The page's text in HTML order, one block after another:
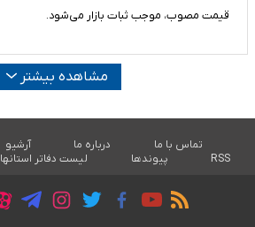
قیمت مصوب، موجب ثبات بازار می‌شود.
مشاهده بیشتر
تماس با ما درباره ما آرشیو
RSS
پیوندها لیست دفاتر استانها